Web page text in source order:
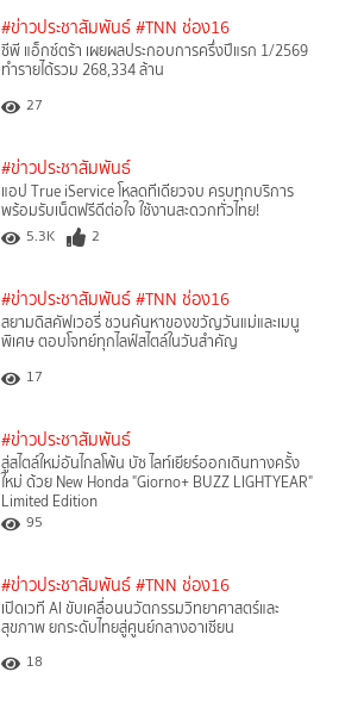
#ข่าวประชาสัมพันธ์ #TNN ช่อง16
ซีพี แอ็กซ์ตร้า เผยผลประกอบการครึ่งปีแรก 1/2569
ทำรายได้รวม 268,334 ล้าน
27
#ข่าวประชาสัมพันธ์
แอป True iService โหลดทีเดียวจบ ครบทุกบริการ
พร้อมรับเน็ตฟรีดีต่อใจ ใช้งานสะดวกทั่วไทย!
5.3K 2
#ข่าวประชาสัมพันธ์ #TNN ช่อง16
สยามดิสคัฟเวอรี่ ชวนค้นหาของขวัญวันแม่และเมนู
พิเศษ ตอบโจทย์ทุกไลฟ์สไตล์ในวันสำคัญ
17
#ข่าวประชาสัมพันธ์
สู่สไตล์ใหม่อันไกลโพ้น บัซ ไลท์เยียร์ออกเดินทางครั้ง
ใหม่ ด้วย New Honda "Giorno+ BUZZ LIGHTYEAR"
Limited Edition
95
#ข่าวประชาสัมพันธ์ #TNN ช่อง16
เปิดเวที AI ขับเคลื่อนนวัตกรรมวิทยาศาสตร์และ
สุขภาพ ยกระดับไทยสู่ศูนย์กลางอาเซียน
18